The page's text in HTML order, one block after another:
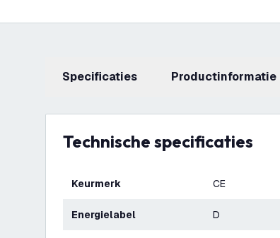
Specificaties productinformatie
Technische specificaties
Keurmerk CE
Energielabel D